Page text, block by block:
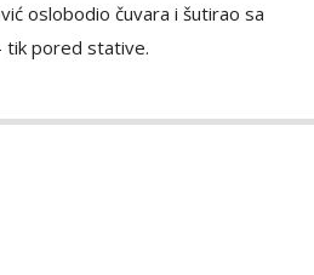
oslobodio čuvara i šutirao sa
tik pored stative.